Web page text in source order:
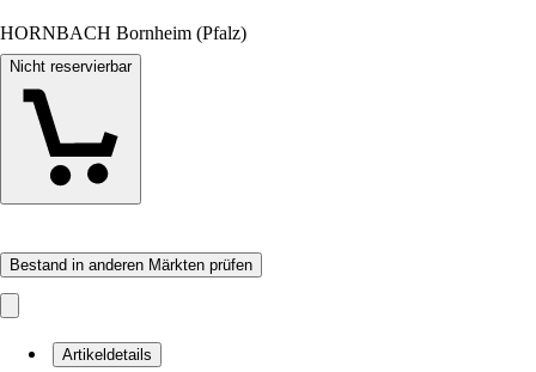
HORNBACH Bornheim (Pfalz)
Nicht reservierbar
Bestand in anderen Märkten prüfen
Artikeldetails